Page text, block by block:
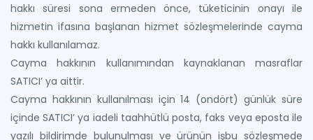
hakkı süresi sona ermeden önce, tüketicinin onayı ile
hizmetin ifasına başlanan hizmet sözleşmelerinde cayma
hakkı kullanılamaz.
Cayma hakkının kullanımından kaynaklanan masraflar
SATICI’ ya aittir.
Cayma hakkının kullanılması için 14 (ondört) günlük süre
içinde SATICI’ ya iadeli taahhütlü posta, faks veya eposta ile
yazılı bildirimde bulunulması ve ürünün işbu sözleşmede